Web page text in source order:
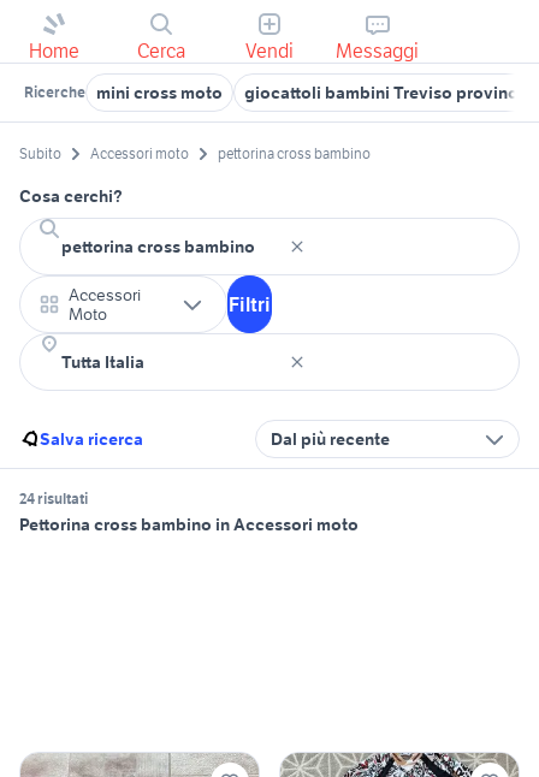
Home Cerca Vendi Messaggi
Ricerche mini cross moto giocattoli bambini Treviso provincia
Subito Accessori moto pettorina cross bambino
Cosa cerchi?
Accessori
Moto
Filtri
Salva ricerca Dal più recente
24 risultati
Pettorina cross bambino in Accessori moto